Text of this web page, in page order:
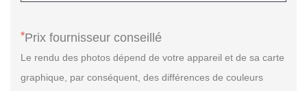
*Prix fournisseur conseillé
Le rendu des photos dépend de votre appareil et de sa carte
graphique, par conséquent, des différences de couleurs